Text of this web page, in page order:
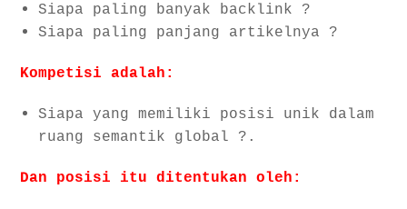
Siapa paling banyak backlink ?
Siapa paling panjang artikelnya ?
Kompetisi adalah:
Siapa yang memiliki posisi unik dalam
ruang semantik global ?.
Dan posisi itu ditentukan oleh: